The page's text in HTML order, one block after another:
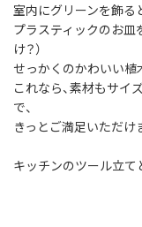
室内にグリーンを飾る
プラスティックのお皿
け？）
せっかくのかわいい植
これなら、素材もサイ
で、
きっとご満足いただけ
キッチンのツール立て